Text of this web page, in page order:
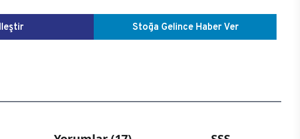
Stoğa Gelince Haber Ver